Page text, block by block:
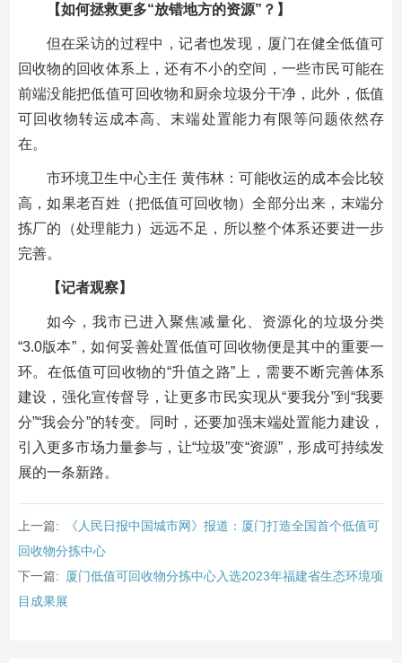
【如何拯救更多“放错地方的资源”？】
但在采访的过程中，记者也发现，厦门在健全低值可
回收物的回收体系上，还有不小的空间，一些市民可能在
前端没能把低值可回收物和厨余垃圾分干净，此外，低值
可回收物转运成本高、末端处置能力有限等问题依然存
在。
市环境卫生中心主任 黄伟林：可能收运的成本会比较
高，如果老百姓（把低值可回收物）全部分出来，末端分
拣厂的（处理能力）远远不足，所以整个体系还要进一步
完善。
【记者观察】
如今，我市已进入聚焦减量化、资源化的垃圾分类
“3.0版本”，如何妥善处置低值可回收物便是其中的重要一
环。在低值可回收物的“升值之路”上，需要不断完善体系
建设，强化宣传督导，让更多市民实现从“要我分”到“我要
分”“我会分”的转变。同时，还要加强末端处置能力建设，
引入更多市场力量参与，让“垃圾”变“资源”，形成可持续发
展的一条新路。
上一篇:
《人民日报中国城市网》报道：厦门打造全国首个低值可
回收物分拣中心
下一篇:
厦门低值可回收物分拣中心入选2023年福建省生态环境项
目成果展